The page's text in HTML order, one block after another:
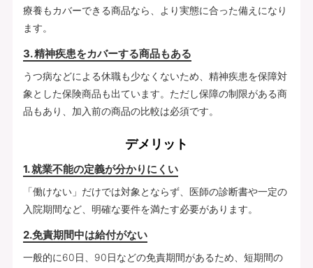
療養もカバーできる商品なら、より実態に合った備えになり
ます。
3. 精神疾患をカバーする商品もある
うつ病などによる休職も少なくないため、精神疾患を保障対
象とした保険商品も出ています。ただし保障の制限がある商
品もあり、加入前の商品の比較は必須です。
デメリット
1. 就業不能の定義が分かりにくい
「働けない」だけでは対象とならず、医師の診断書や一定の
入院期間など、明確な要件を満たす必要があります。
2.免責期間中は給付がない
一般的に60日、90日などの免責期間があるため、短期間の